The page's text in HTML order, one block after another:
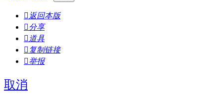
 返回本版
分享
 道具
 复制链接
举报
取消